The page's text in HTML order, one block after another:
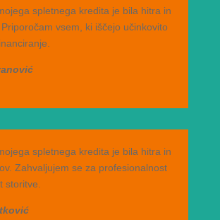
spletnega kredita je bila hitra in
vsem, ki iščejo učinkovito
spletnega kredita je bila hitra in
Zahvaljujem se za profesionalnost
storitve.